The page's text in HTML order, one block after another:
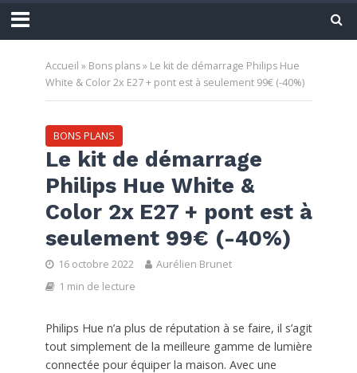
Accueil » Bons plans» Le kit de démarrage Philips Hue
White & Color 2x E27 + pont est à seulement 99€ (-40%)
BONS PLANS
Le kit de démarrage
Philips Hue White &
Color 2x E27 + pont est à
seulement 99€ (-40%)
16 octobre 2022
Aurélien Brunet
1 min de lecture
Philips Hue n’a plus de réputation à se faire, il s’agit
tout simplement de la meilleure gamme de lumière
connectée pour équiper la maison. Avec une